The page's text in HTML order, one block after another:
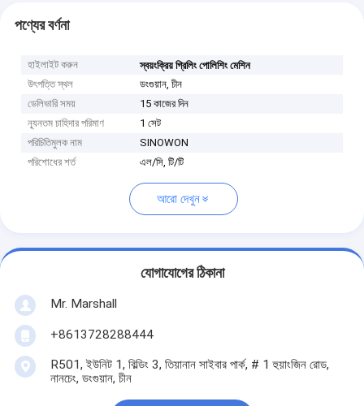
পণ্যের বর্ণনা
হাইলাইট করুন
স্বয়ংক্রিয় গ্রিলিং পোলিশিং মেশিন
উৎপত্তি স্থল
ডংগুয়ান, চীন
ডেলিভারি সময়
15 কাজের দিন
ন্যূনতম চাহিদার পরিমাণ
1 সেট
পরিচিতিমুলক নাম
SINOWON
পরিশোধের শর্ত
এল/সি, টি/টি
আরো দেখুন
যোগাযোগের ঠিকানা
Mr. Marshall
+8613728288444
R501, ইউনিট 1, বিল্ডিং 3, তিয়ানান সাইবার পার্ক, # 1 হুয়াংজিন রোড,
নানচেং, ডংগুয়ান, চীন